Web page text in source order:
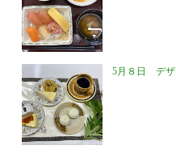
5月８日 デザ